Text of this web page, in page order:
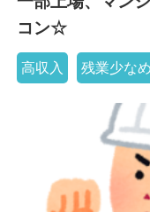
コン☆
高収入 残業少なめ